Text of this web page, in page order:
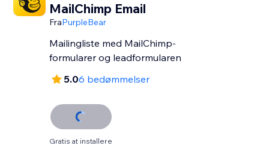
MailChimp Email
FraPurpleBear
Mailingliste med MailChimp-
formularer og leadformularen
5.06 bedømmelser
Gratis at installere